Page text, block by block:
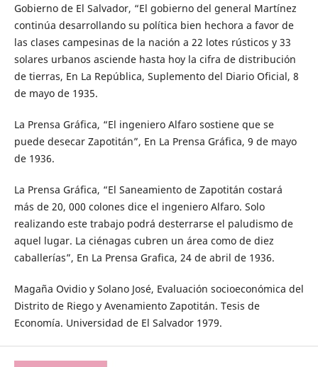
Gobierno de El Salvador, “El gobierno del general Martínez
continúa desarrollando su política bien hechora a favor de
las clases campesinas de la nación a 22 lotes rústicos y 33
solares urbanos asciende hasta hoy la cifra de distribución
de tierras, En La República, Suplemento del Diario Oficial, 8
de mayo de 1935.
La Prensa Gráfica, “El ingeniero Alfaro sostiene que se
puede desecar Zapotitán”, En La Prensa Gráfica, 9 de mayo
de 1936.
La Prensa Gráfica, “El Saneamiento de Zapotitán costará
más de 20, 000 colones dice el ingeniero Alfaro. Solo
realizando este trabajo podrá desterrarse el paludismo de
aquel lugar. La ciénagas cubren un área como de diez
caballerías”, En La Prensa Grafica, 24 de abril de 1936.
Magaña Ovidio y Solano José, Evaluación socioeconómica del
Distrito de Riego y Avenamiento Zapotitán. Tesis de
Economía. Universidad de El Salvador 1979.